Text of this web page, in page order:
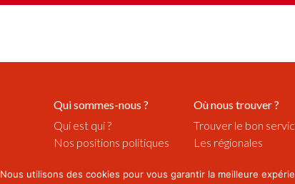
Qui sommes-nous ?
Qui est qui ?
Nos positions politiques
Notre histoire
Où nous trouver ?
Trouver le bon
Les régionales
Nous utilisons des cookies pour vous garantir la meilleure